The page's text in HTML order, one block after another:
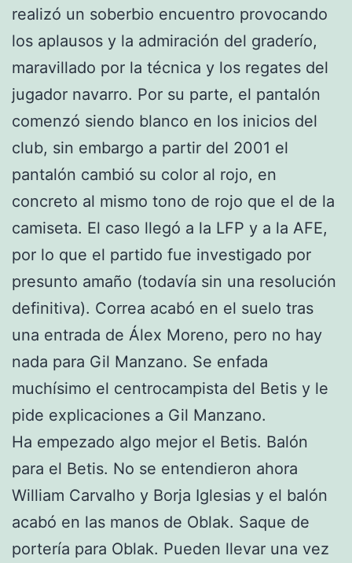
realizó un soberbio encuentro provocando
los aplausos y la admiración del graderío,
maravillado por la técnica y los regates del
jugador navarro. Por su parte, el pantalón
comenzó siendo blanco en los inicios del
club, sin embargo a partir del 2001 el
pantalón cambió su color al rojo, en
concreto al mismo tono de rojo que el de la
camiseta. El caso llegó a la LFP y a la AFE,
por lo que el partido fue investigado por
presunto amaño (todavía sin una resolución
definitiva). Correa acabó en el suelo tras
una entrada de Álex Moreno, pero no hay
nada para Gil Manzano. Se enfada
muchísimo el centrocampista del Betis y le
pide explicaciones a Gil Manzano.
Ha empezado algo mejor el Betis. Balón
para el Betis. No se entendieron ahora
William Carvalho y Borja Iglesias y el balón
acabó en las manos de Oblak. Saque de
portería para Oblak. Pueden llevar una vez